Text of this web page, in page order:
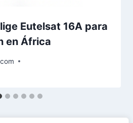
Eutelsat 16A para
en África